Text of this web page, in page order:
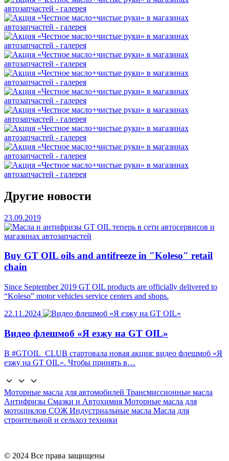
Другие новости
23.09.2019
Buy GT OIL oils and antifreeze in "Koleso" retail
chain
Since September 2019 GT OIL products are officially delivered to
“Koleso” motor vehicles service centers and shops.
22.11.2024
Видео флешмоб «Я езжу на GT OIL»
В #GTOIL_CLUB стартовала новая акция: видео флешмоб «Я
езжу на GT OIL». Чтобы принять в…
Моторные масла для автомобилей Трансмиссионные масла
Антифризы Смазки и Автохимия Моторные масла для
мотоциклов СОЖ Индустриальные масла Масла для
строительной и сельхоз техники
© 2024 Все права защищены